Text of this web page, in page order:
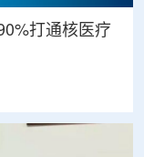
打通核医疗